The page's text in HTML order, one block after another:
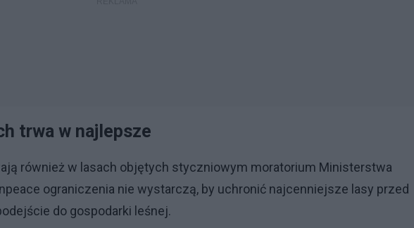
trwa w najlepsze
również w lasach objętych styczniowym moratorium Ministerstwa
ograniczenia nie wystarczą, by uchronić najcenniejsze lasy przed
do gospodarki leśnej.